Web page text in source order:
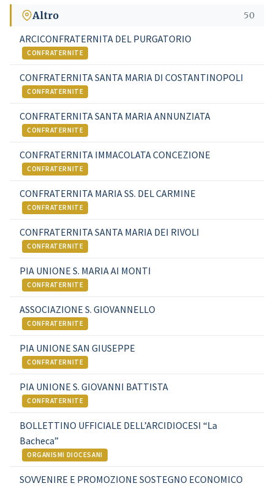
Altro 50
ARCICONFRATERNITA DEL PURGATORIO
CONFRATERNITE
CONFRATERNITA SANTA MARIA DI COSTANTINOPOLI
CONFRATERNITE
CONFRATERNITA SANTA MARIA ANNUNZIATA
CONFRATERNITE
CONFRATERNITA IMMACOLATA CONCEZIONE
CONFRATERNITE
CONFRATERNITA MARIA SS. DEL CARMINE
CONFRATERNITE
CONFRATERNITA SANTA MARIA DEI RIVOLI
CONFRATERNITE
PIA UNIONE S. MARIA AI MONTI
CONFRATERNITE
ASSOCIAZIONE S. GIOVANNELLO
CONFRATERNITE
PIA UNIONE SAN GIUSEPPE
CONFRATERNITE
PIA UNIONE S. GIOVANNI BATTISTA
CONFRATERNITE
BOLLETTINO UFFICIALE DELL’ARCIDIOCESI “La
Bacheca”
ORGANISMI DIOCESANI
SOVVENIRE E PROMOZIONE SOSTEGNO ECONOMICO